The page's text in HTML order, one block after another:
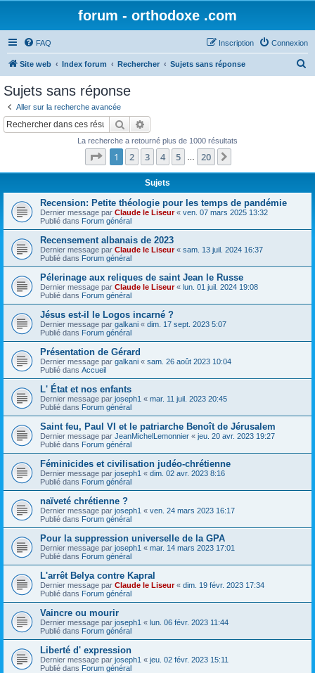
forum - orthodoxe .com
FAQ Connexion
Inscription
Site web Index forum Rechercher Sujets sans réponse
Sujets sans réponse
Aller sur la recherche avancée
Rechercher
La recherche a retourné plus de 1000 résultats
Page 1sur20
1 2 3 4 5 20
Sujets
Recension: Petite théologie pour les temps de pandémie
Dernier message par Claude le Liseur« ven. 07 mars 2025 13:32
Publié dans Forum général
Recensement albanais de 2023
Dernier message par Claude le Liseur« sam. 13 juil. 2024 16:37
Publié dans Forum général
Pélerinage aux reliques de saint Jean le Russe
Dernier message par Claude le Liseur« lun. 01 juil. 2024 19:08
Publié dans Forum général
Jésus est-il le Logos incarné ?
Dernier message par galkani « dim. 17 sept. 2023 5:07
Publié dans Forum général
Présentation de Gérard
Dernier message par galkani « sam. 26 août 2023 10:04
Publié dans Accueil
L' État et nos enfants
Dernier message par joseph1 « mar. 11 juil. 2023 20:45
Publié dans Forum général
Saint feu, Paul VI et le patriarche Benoît de Jérusalem
Dernier message par JeanMichelLemonnier « jeu. 20 avr. 2023 19:27
Publié dans Forum général
Féminicides et civilisation judéo-chrétienne
Dernier message par joseph1 « dim. 02 avr. 2023 8:16
Publié dans Forum général
naïveté chrétienne ?
Dernier message par joseph1 « ven. 24 mars 2023 16:17
Publié dans Forum général
Pour la suppression universelle de la GPA
Dernier message par joseph1 « mar. 14 mars 2023 17:01
Publié dans Forum général
L'arrêt Belya contre Kapral
Dernier message par Claude le Liseur« dim. 19 févr. 2023 17:34
Publié dans Forum général
Vaincre ou mourir
Dernier message par joseph1 « lun. 06 févr. 2023 11:44
Publié dans Forum général
Liberté d' expression
Dernier message par joseph1 « jeu. 02 févr. 2023 15:11
Publié dans Forum général